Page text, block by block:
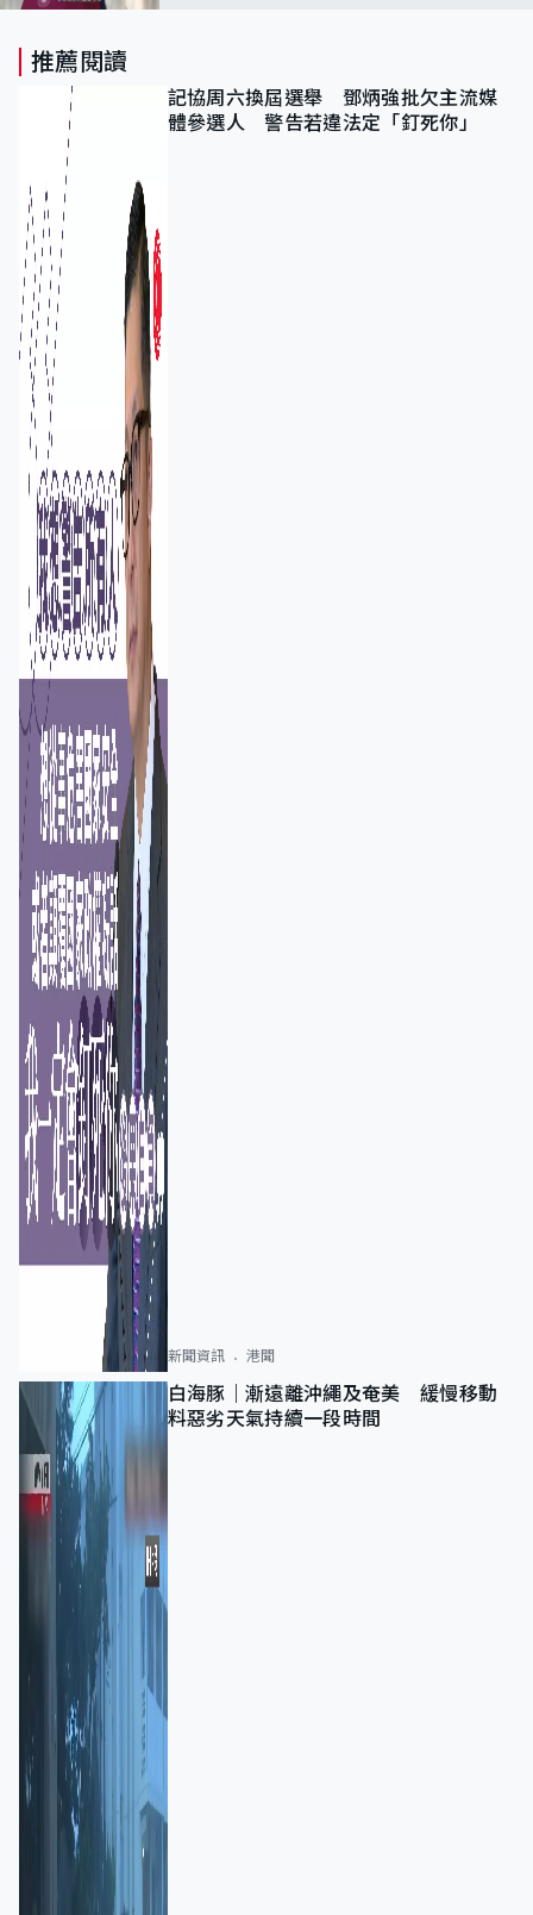
推薦閱讀
記協周六換屆選舉 鄧炳強批欠主流媒
體參選人 警告若違法定「釘死你」
新聞資訊 港聞
白海豚｜漸遠離沖繩及奄美 緩慢移動
料惡劣天氣持續一段時間